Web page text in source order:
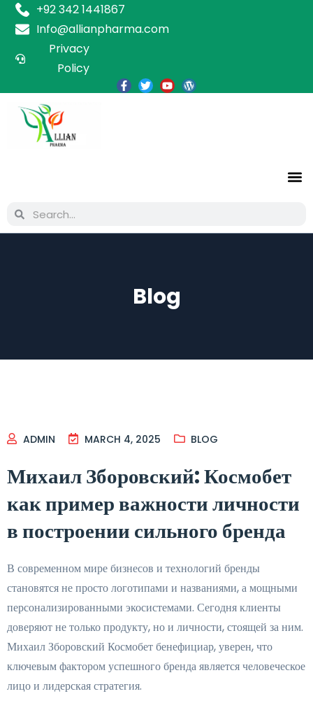
+92 342 1441867
Info@allianpharma.com
Privacy
Policy
Blog
ADMIN MARCH 4, 2025 BLOG
Михаил Зборовский: Космобет
как пример важности личности
в построении сильного бренда
В современном мире бизнесов и технологий бренды
становятся не просто логотипами и названиями, а мощными
персонализированными экосистемами. Сегодня клиенты
доверяют не только продукту, но и личности, стоящей за ним.
Михаил Зборовский Космобет бенефициар, уверен, что
ключевым фактором успешного бренда является человеческое
лицо и лидерская стратегия.